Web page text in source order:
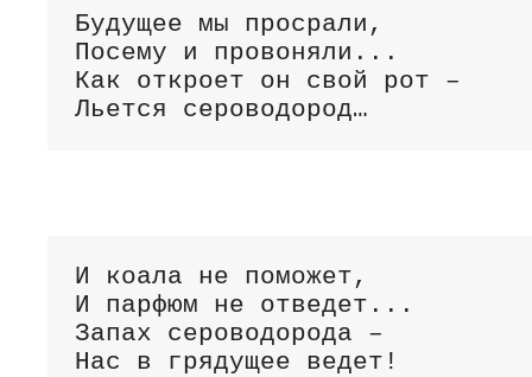
Будущее мы просрали,
Посему и провоняли...
Как откроет он свой рот –
Льется сероводород…
И коала не поможет,
И парфюм не отведет...
Запах сероводорода –
Нас в грядущее ведет!